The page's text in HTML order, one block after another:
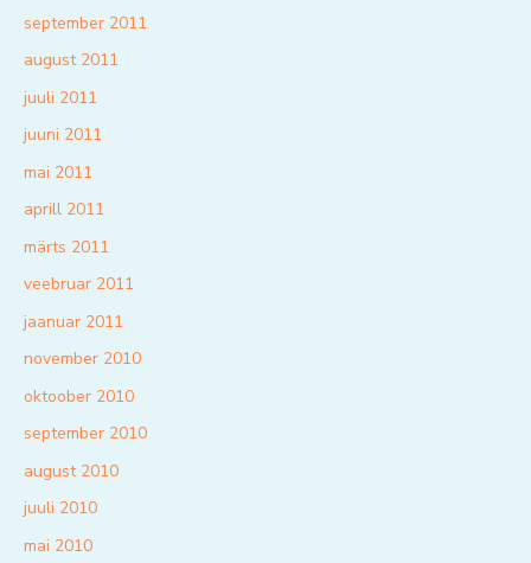
september 2011
august 2011
juuli 2011
juuni 2011
mai 2011
aprill 2011
märts 2011
veebruar 2011
jaanuar 2011
november 2010
oktoober 2010
september 2010
august 2010
juuli 2010
mai 2010